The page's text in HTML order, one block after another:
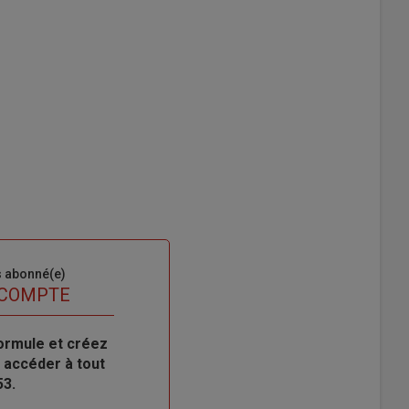
abonné(e)
et créez
à tout